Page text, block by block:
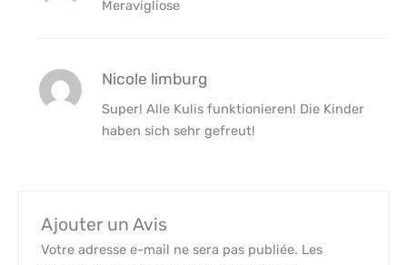
Meravigliose
Nicole limburg
Super! Alle Kulis funktionieren! Die Kinder
haben sich sehr gefreut!
Ajouter un Avis
Votre adresse e-mail ne sera pas publiée. Les